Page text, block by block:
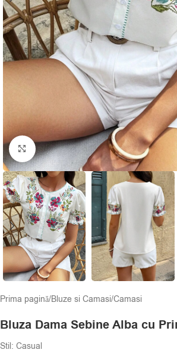
Click to enlarge
Prima pagină/Bluze si Camasi/Camasi
Bluza Dama Sebine Alba cu
Stil: Casual